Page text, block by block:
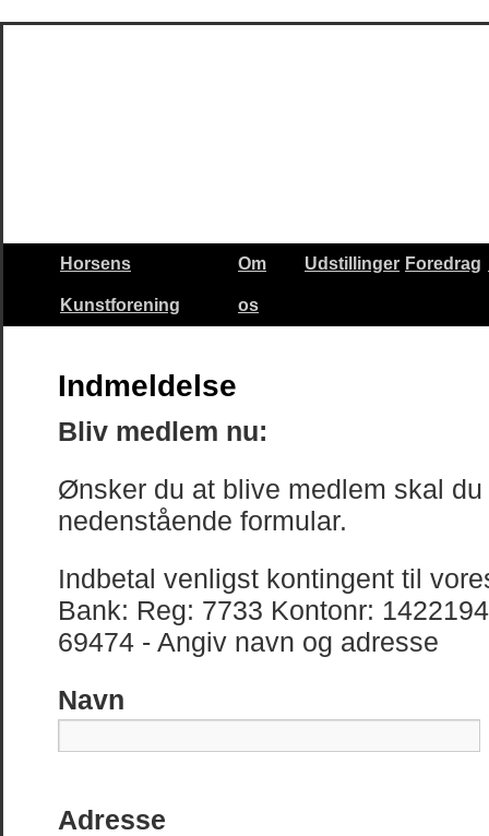
Horsens
Kunstforening
Om
os
Udstillinger Foredrag
Indmeldelse
Bliv medlem nu:
Ønsker du at blive medlem skal
nedenstående formular.
Indbetal venligst kontingent til
Bank: Reg: 7733 Kontonr:
69474 - Angiv navn og adresse
Navn
Adresse